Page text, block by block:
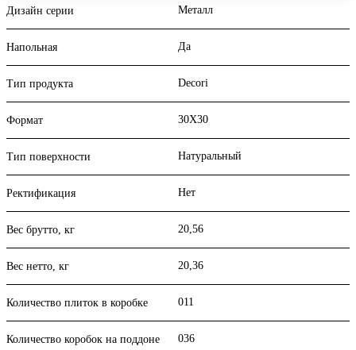
Дизайн серии Металл
Напольная Да
Тип продукта Decori
Формат 30X30
Тип поверхности Натуральный
Ректификация Нет
Вес брутто, кг 20,56
Вес нетто, кг 20,36
Количество плиток в коробке 011
Количество коробок на поддоне 036